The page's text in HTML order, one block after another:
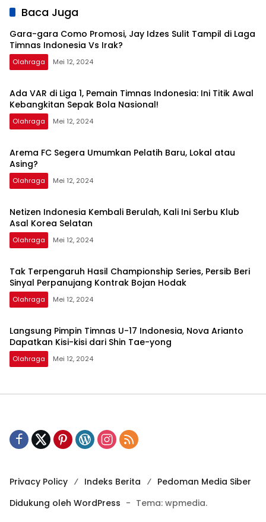
Asal Korea
Selatan
Kontrak Bojan
Hodak
yong
Baca Juga
Gara-gara Como Promosi, Jay Idzes Sulit Tampil di Laga
Timnas Indonesia Vs Irak?
Olahraga Mei 12, 2024
Ada VAR di Liga 1, Pemain Timnas Indonesia: Ini Titik Awal
Kebangkitan Sepak Bola Nasional!
Olahraga Mei 12, 2024
Arema FC Segera Umumkan Pelatih Baru, Lokal atau
Asing?
Olahraga Mei 12, 2024
Netizen Indonesia Kembali Berulah, Kali Ini Serbu Klub
Asal Korea Selatan
Olahraga Mei 12, 2024
Tak Terpengaruh Hasil Championship Series, Persib Beri
Sinyal Perpanujang Kontrak Bojan Hodak
Olahraga Mei 12, 2024
Langsung Pimpin Timnas U-17 Indonesia, Nova Arianto
Dapatkan Kisi-kisi dari Shin Tae-yong
Olahraga Mei 12, 2024
Privacy Policy Indeks Berita
Pedoman Media Siber
Didukung oleh WordPress - Tema: wpmedia.